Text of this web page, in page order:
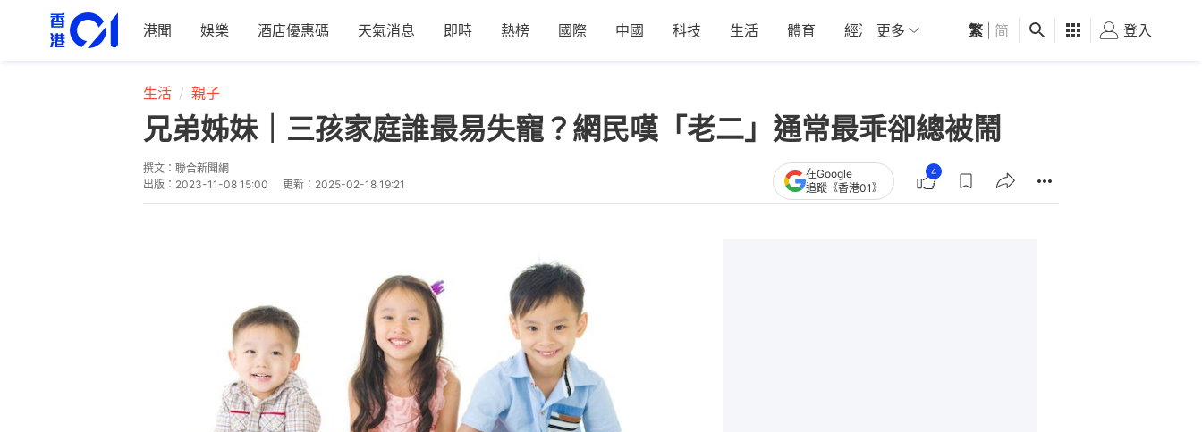
港聞 娛樂 酒店優惠碼 天氣消息 即時 熱榜 國際 中國 科技 生活 體育 經濟 01深圳 觀點 健康 好食玩飛
更多 繁 简 登入
生活 親子
兄弟姊妹｜三孩家庭誰最易失寵？網民嘆「老二」通常最乖卻總被鬧
撰文： 聯合新聞網
出版： 2023-11-08 15:00 更新： 2025-02-18 19:21
在Google
追蹤《香港01》
4